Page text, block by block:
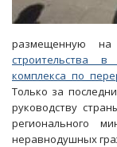
размещенную
строительства
комплекса по
Только за
руководству
регионального
неравнодушных